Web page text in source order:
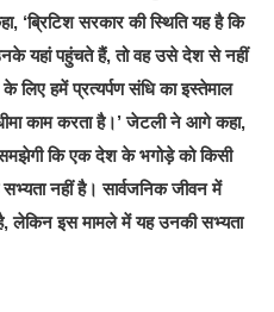
‘ब्रिटिश सरकार की स्थिति यह है कि
यहां पहुंचते हैं, तो वह उसे देश से नहीं
लिए हमें प्रत्यर्पण संधि का इस्तेमाल
काम करता है।’ जेटली ने आगे कहा,
कि एक देश के भगोड़े को किसी
नहीं है। सार्वजनिक जीवन में
लेकिन इस मामले में यह उनकी सभ्यता